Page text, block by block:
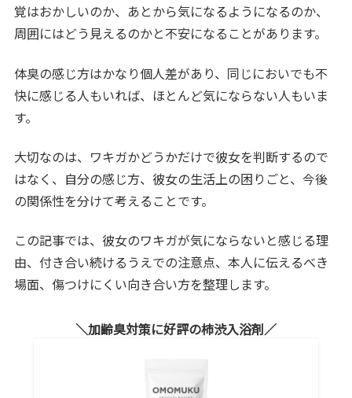
覚はおかしいのか、あとから気になるようになるのか、
周囲にはどう見えるのかと不安になることがあります。
体臭の感じ方はかなり個人差があり、同じにおいでも不
快に感じる人もいれば、ほとんど気にならない人もいま
す。
大切なのは、ワキガかどうかだけで彼女を判断するので
はなく、自分の感じ方、彼女の生活上の困りごと、今後
の関係性を分けて考えることです。
この記事では、彼女のワキガが気にならないと感じる理
由、付き合い続けるうえでの注意点、本人に伝えるべき
場面、傷つけにくい向き合い方を整理します。
加齢臭対策に好評の柿渋入浴剤